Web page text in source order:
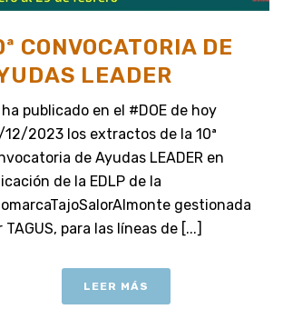
CONVOCATORIA DE
LEADER
ha publicado en el #DOE de hoy
12/2023 los extractos de la 10ª
de Ayudas LEADER en
de la EDLP de la
gestionada
TAGUS, para las líneas de [...]
LEER MÁS